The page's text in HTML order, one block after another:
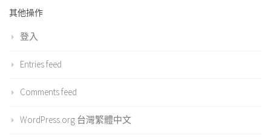
其他操作
登入
Entries feed
Comments feed
WordPress.org 台灣繁體中文